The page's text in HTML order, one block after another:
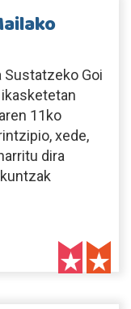
Sustatzeko Goi
11ko
xede,
dira